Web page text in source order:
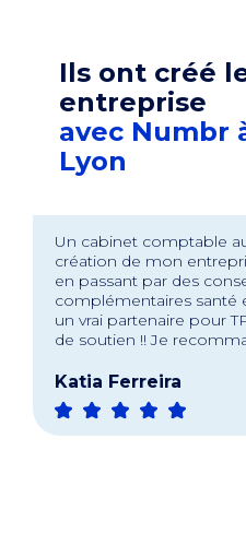
Ils ont créé
entreprise
avec Numbr
Lyon
Un cabinet comptable
création de mon
en passant par des
complémentaires santé
un vrai partenaire pour
de soutien !! Je
Katia Ferreira